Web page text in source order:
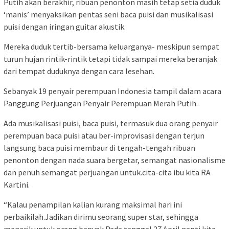
Putih akan berakhir, ribuan penonton masih tetap setia duduk
‘manis’ menyaksikan pentas seni baca puisi dan musikalisasi
puisi dengan iringan guitar akustik.
Mereka duduk tertib-bersama keluarganya- meskipun sempat
turun hujan rintik-rintik tetapi tidak sampai mereka beranjak
dari tempat duduknya dengan cara lesehan.
Sebanyak 19 penyair perempuan Indonesia tampil dalam acara
Panggung Perjuangan Penyair Perempuan Merah Putih.
Ada musikalisasi puisi, baca puisi, termasuk dua orang penyair
perempuan baca puisi atau ber-improvisasi dengan terjun
langsung baca puisi membaur di tengah-tengah ribuan
penonton dengan nada suara bergetar, semangat nasionalisme
dan penuh semangat perjuangan untuk.cita-cita ibu kita RA
Kartini.
“Kalau penampilan kalian kurang maksimal hari ini
perbaikilah.Jadikan dirimu seorang super star, sehingga